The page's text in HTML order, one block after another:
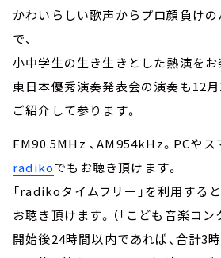
かわいらしい歌声からプロ顔負け
で、
小中学生の生き生きとした熱演を
東日本優秀演奏発表会の演奏も12
ご紹介して参ります。
FM90.5MHz 、AM954kHz。PCやス
radikoでもお聴き頂けます。
「radikoタイムフリー」を利用する
お聴き頂けます。（「こども音楽コン
開始後24時間以内であれば、合計3